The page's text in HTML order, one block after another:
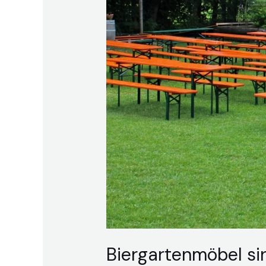
Biergartenmöbel
aufgebaut
und
leicht
verstaubar